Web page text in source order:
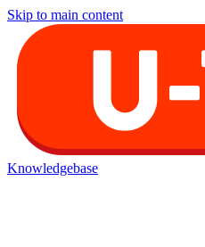
Skip to main content
Knowledgebase